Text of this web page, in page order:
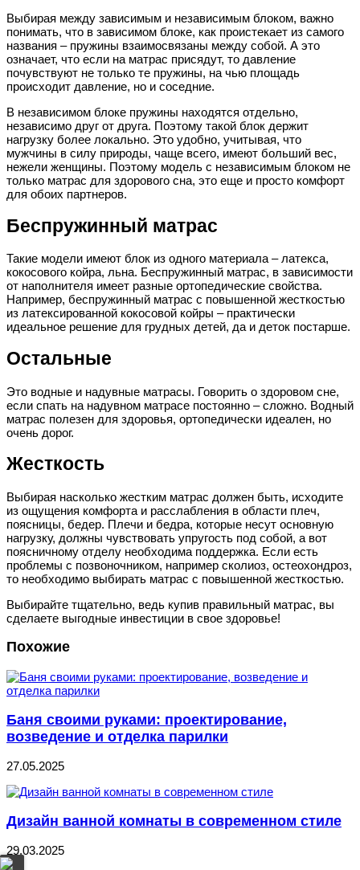
Выбирая между зависимым и независимым блоком, важно
понимать, что в зависимом блоке, как проистекает из самого
названия – пружины взаимосвязаны между собой. А это
означает, что если на матрас присядут, то давление
почувствуют не только те пружины, на чью площадь
происходит давление, но и соседние.
В независимом блоке пружины находятся отдельно,
независимо друг от друга. Поэтому такой блок держит
нагрузку более локально. Это удобно, учитывая, что
мужчины в силу природы, чаще всего, имеют больший вес,
нежели женщины. Поэтому модель с независимым блоком не
только матрас для здорового сна, это еще и просто комфорт
для обоих партнеров.
Беспружинный матрас
Такие модели имеют блок из одного материала – латекса,
кокосового койра, льна. Беспружинный матрас, в зависимости
от наполнителя имеет разные ортопедические свойства.
Например, беспружинный матрас с повышенной жесткостью
из латексированной кокосовой койры – практически
идеальное решение для грудных детей, да и деток постарше.
Остальные
Это водные и надувные матрасы. Говорить о здоровом сне,
если спать на надувном матрасе постоянно – сложно. Водный
матрас полезен для здоровья, ортопедически идеален, но
очень дорог.
Жесткость
Выбирая насколько жестким матрас должен быть, исходите
из ощущения комфорта и расслабления в области плеч,
поясницы, бедер. Плечи и бедра, которые несут основную
нагрузку, должны чувствовать упругость под собой, а вот
поясничному отделу необходима поддержка. Если есть
проблемы с позвоночником, например сколиоз, остеохондроз,
то необходимо выбирать матрас с повышенной жесткостью.
Выбирайте тщательно, ведь купив правильный матрас, вы
сделаете выгодные инвестиции в свое здоровье!
Похожие
Баня своими руками: проектирование,
возведение и отделка парилки
27.05.2025
Дизайн ванной комнаты в современном стиле
29.03.2025